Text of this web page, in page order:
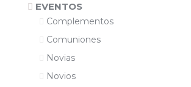
EVENTOS
Complementos
Comuniones
Novias
Novios